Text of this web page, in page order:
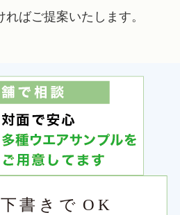
ればご提案いたします。